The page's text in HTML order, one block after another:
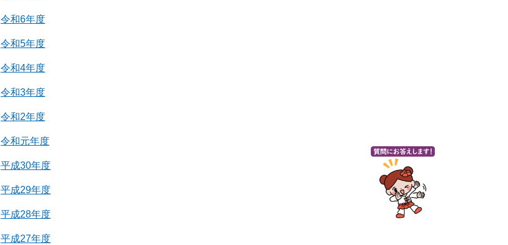
令和6年度
令和5年度
令和4年度
令和3年度
令和2年度
令和元年度
平成30年度
平成29年度
平成28年度
平成27年度